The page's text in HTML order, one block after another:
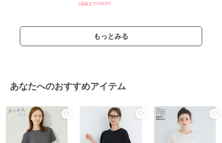
2点以上で10%OFF
もっとみる
あなたへのおすすめアイテム